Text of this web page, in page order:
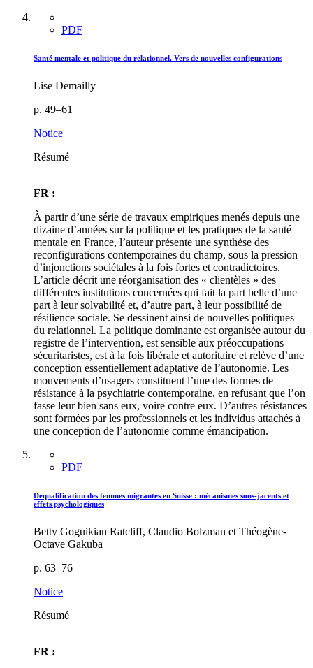
PDF
Santé mentale et politique du relationnel. Vers de nouvelles configurations
Lise Demailly
p. 49–61
Notice
Résumé
FR :
À partir d’une série de travaux empiriques menés depuis une
dizaine d’années sur la politique et les pratiques de la santé
mentale en France, l’auteur présente une synthèse des
reconfigurations contemporaines du champ, sous la pression
d’injonctions sociétales à la fois fortes et contradictoires.
L’article décrit une réorganisation des « clientèles » des
différentes institutions concernées qui fait la part belle d’une
part à leur solvabilité et, d’autre part, à leur possibilité de
résilience sociale. Se dessinent ainsi de nouvelles politiques
du relationnel. La politique dominante est organisée autour du
registre de l’intervention, est sensible aux préoccupations
sécuritaristes, est à la fois libérale et autoritaire et relève d’une
conception essentiellement adaptative de l’autonomie. Les
mouvements d’usagers constituent l’une des formes de
résistance à la psychiatrie contemporaine, en refusant que l’on
fasse leur bien sans eux, voire contre eux. D’autres résistances
sont formées par les professionnels et les individus attachés à
une conception de l’autonomie comme émancipation.
PDF
Déqualification des femmes migrantes en Suisse : mécanismes sous-jacents et
effets psychologiques
Betty Goguikian Ratcliff, Claudio Bolzman et Théogène-
Octave Gakuba
p. 63–76
Notice
Résumé
FR :